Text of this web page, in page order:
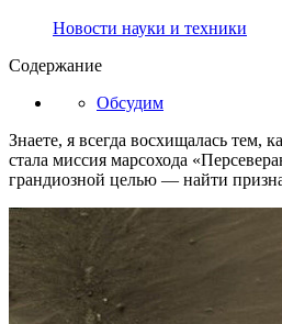
Новости науки и техники
Содержание
Обсудим
Знаете, я всегда восхищалась
стала миссия марсохода
грандиозной целью — найти